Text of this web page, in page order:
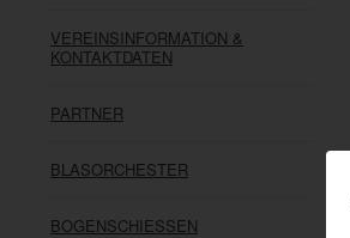
VEREINSINFORMATION &
KONTAKTDATEN
PARTNER
BLASORCHESTER
BOGENSCHIESSEN